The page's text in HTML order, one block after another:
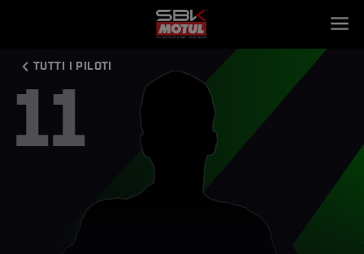
TUTTI I PILOTI
11